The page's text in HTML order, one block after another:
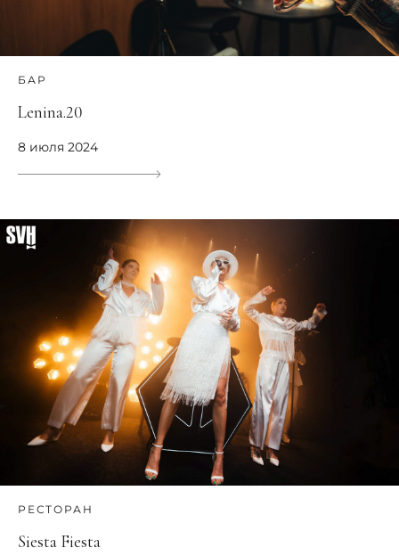
БАР
Lenina.20
8 июля 2024
РЕСТОРАН
Siesta Fiesta